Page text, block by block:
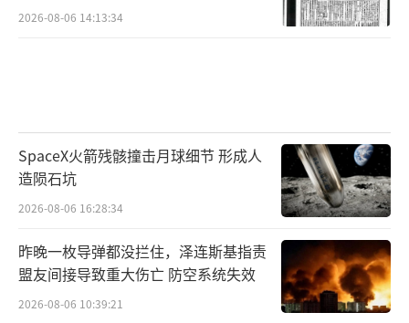
2026-08-06 14:13:34
SpaceX火箭残骸撞击月球细节 形成人
造陨石坑
2026-08-06 16:28:34
昨晚一枚导弹都没拦住，泽连斯基指责
盟友间接导致重大伤亡 防空系统失效
2026-08-06 10:39:21